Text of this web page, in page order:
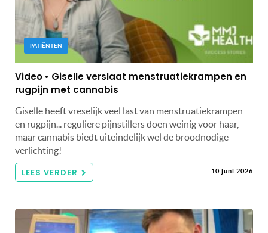
PATIËNTEN
Video • Giselle verslaat menstruatiekrampen en
rugpijn met cannabis
Giselle heeft vreselijk veel last van menstruatiekrampen
en rugpijn... reguliere pijnstillers doen weinig voor haar,
maar cannabis biedt uiteindelijk wel de broodnodige
verlichting!
LEES VERDER 10 juni 2026